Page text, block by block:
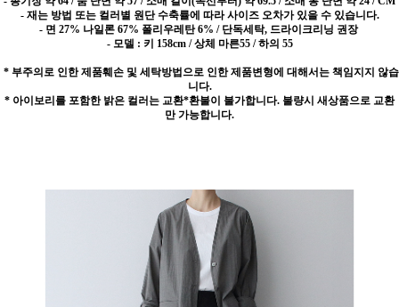
- 재는 방법 또는 컬러별 원단 수축률에 따라 사이즈 오차가 있을 수 있습니다.
- 면 27% 나일론 67% 폴리우레탄 6% / 단독세탁, 드라이크리닝 권장
- 모델 : 키 158cm / 상체 마른55 / 하의 55
* 부주의로 인한 제품훼손 및 세탁방법으로 인한 제품변형에 대해서는 책임지지 않습
니다.
* 아이보리를 포함한 밝은 컬러는 교환*환불이 불가합니다. 불량시 새상품으로 교환
만 가능합니다.